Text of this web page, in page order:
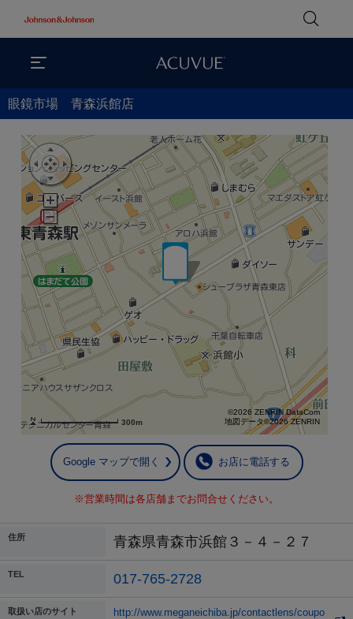
眼鏡市場 青森浜館店
300m
©2026 ZENRIN DataCom
地図データ©2026 ZENRIN
Google マップで開く お店に電話する
※営業時間は各店舗までお問合せください。
住所 青森県青森市浜館３－４－２７
TEL 017-765-2728
取扱い店のサイト
http://www.meganeichiba.jp/contactlens/coupo